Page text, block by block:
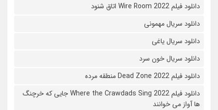
دانلود فیلم Wire Room 2022 اتاق شنود
دانلود سریال مهمونی
دانلود سریال یاغی
دانلود سریال خون سرد
دانلود فیلم 2022 Dead Zone منطقه مرده
دانلود فیلم Where the Crawdads Sing 2022 جایی که خرچنگ
ها آواز می خوانند